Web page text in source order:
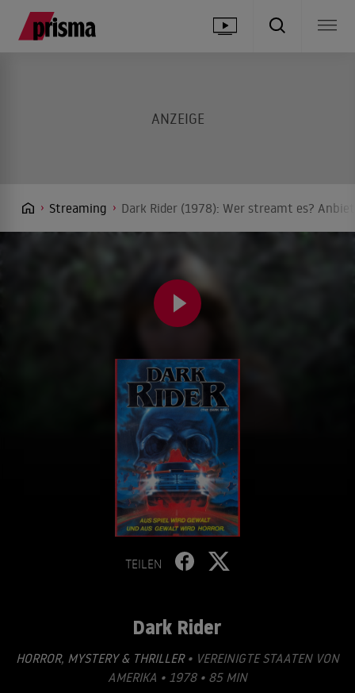
Streaming Dark Rider (1978): Wer streamt es?
TEILEN
Dark Rider
HORROR, MYSTERY & THRILLER• VEREINIGTE STAATEN VON
AMERIKA • 1978 • 85 MIN